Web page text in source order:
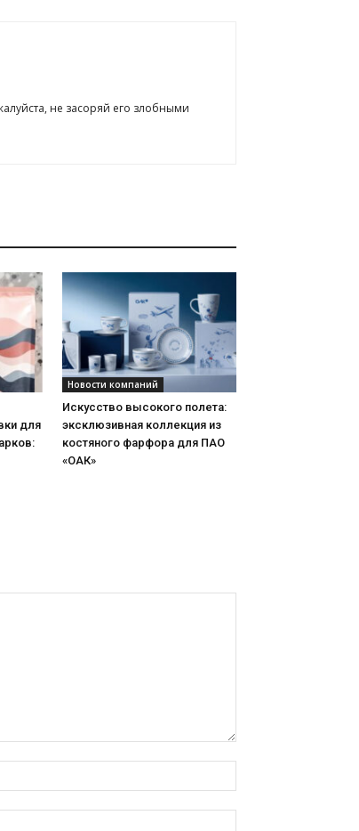
не засоряй его злобными
для
Новости компаний
Искусство высокого полета:
эксклюзивная коллекция из
костяного фарфора для ПАО
«ОАК»